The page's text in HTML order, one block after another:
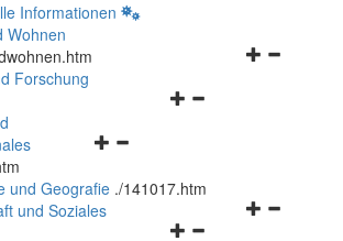
Informationen
Wohnen
Navigationsmenü
Forschung
Navigationsmenü
und
schließen
und Geografie ./141017.htm
Navigationsmenü
und Soziales